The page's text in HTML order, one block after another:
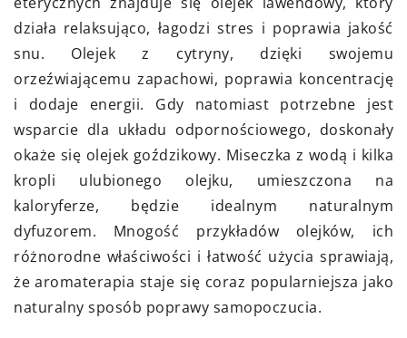
działa relaksująco, łagodzi stres i poprawia jakość
snu. Olejek z cytryny, dzięki swojemu
orzeźwiającemu zapachowi, poprawia koncentrację
i dodaje energii. Gdy natomiast potrzebne jest
wsparcie dla układu odpornościowego, doskonały
okaże się olejek goździkowy. Miseczka z wodą i kilka
kropli ulubionego olejku, umieszczona na
kaloryferze, będzie idealnym naturalnym
dyfuzorem. Mnogość przykładów olejków, ich
różnorodne właściwości i łatwość użycia sprawiają,
że aromaterapia staje się coraz popularniejsza jako
naturalny sposób poprawy samopoczucia.